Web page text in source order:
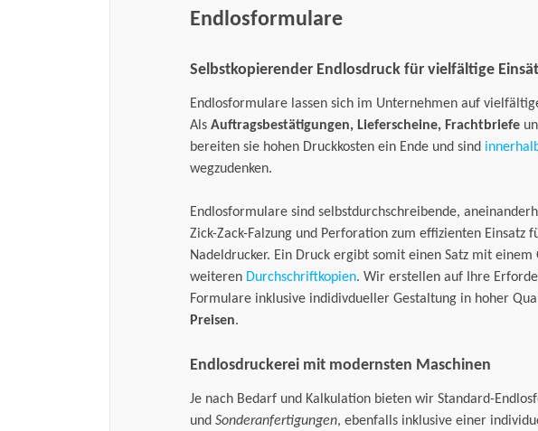
Endlosformulare
Selbstkopierender Endlosdruck für vielfältige
Endlosformulare lassen sich im Unternehmen auf
Als Auftragsbestätigungen, Lieferscheine, Frachtbriefe
bereiten sie hohen Druckkosten ein Ende und sind
wegzudenken.
Endlosformulare sind selbstdurchschreibende,
Zick-Zack-Falzung und Perforation zum effizienten Einsatz
Nadeldrucker. Ein Druck ergibt somit einen Satz mit
weiteren Durchschriftkopien. Wir erstellen auf Ihre
Formulare inklusive indidivdueller Gestaltung in hoher
Preisen.
Endlosdruckerei mit modernsten Maschinen
Je nach Bedarf und Kalkulation bieten wir Standard-
und Sonderanfertigungen, ebenfalls inklusive einer